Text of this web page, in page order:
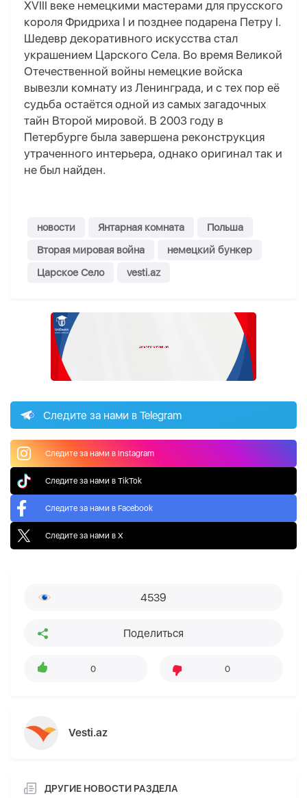
XVIII веке немецкими мастерами для прусского
короля Фридриха I и позднее подарена Петру I.
Шедевр декоративного искусства стал
украшением Царского Села. Во время Великой
Отечественной войны немецкие войска
вывезли комнату из Ленинграда, и с тех пор её
судьба остаётся одной из самых загадочных
тайн Второй мировой. В 2003 году в
Петербурге была завершена реконструкция
утраченного интерьера, однако оригинал так и
не был найден.
новости Янтарная комната
Польша
Вторая мировая война
немецкий бункер
Царское Село
vesti.az
Следите за нами в Telegram
Следите за нами в Instagram
Следите за нами в TikTok
Следите за нами в Facebook
Следите за нами в X
4539
Поделиться
0 0
Vesti.az
ДРУГИЕ НОВОСТИ РАЗДЕЛА